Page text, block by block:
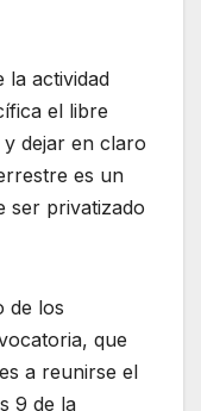
la actividad
el libre
dejar en claro
es un
ser privatizado
de los
que
a reunirse el
9 de la